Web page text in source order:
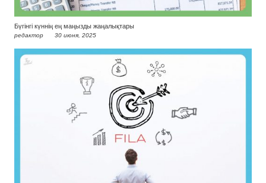
Бүгінгі күннің ең маңызды жаңалықтары
редактор 30 июня, 2025